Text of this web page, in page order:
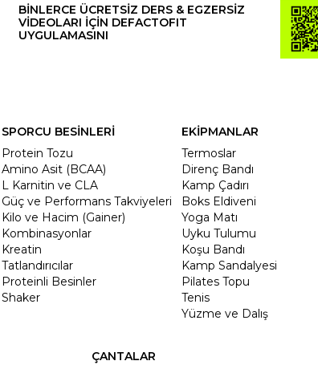
BİNLERCE ÜCRETSİZ DERS & EGZERSİZ
VİDEOLARI İÇİN DEFACTOFIT
UYGULAMASINI
SPORCU BESİNLERİ
Protein Tozu
Amino Asit (BCAA)
L Karnitin ve CLA
Güç ve Performans Takviyeleri
Kilo ve Hacim (Gainer)
Kombinasyonlar
Kreatin
Tatlandırıcılar
Proteinli Besinler
Shaker
EKİPMANLAR
Termoslar
Direnç Bandı
Kamp Çadırı
Boks Eldiveni
Yoga Matı
Uyku Tulumu
Koşu Bandı
Kamp Sandalyesi
Pilates Topu
Tenis
Yüzme ve Dalış
ÇANTALAR